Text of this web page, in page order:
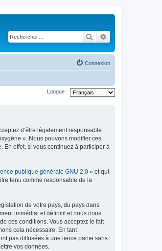
Rechercher
Connexion
Langue :
d’être légalement responsable
». Nous pouvons modifier ces
En effet, si vous continuez à participer à
publique générale GNU 2.0 » et qui
tenu comme responsable de la
de votre pays, du pays dans
immédiat et définitif et nous nous
ces conditions. Vous acceptez le fait
cela nécessaire. En tant
pas diffusées à une tierce partie sans
vos données.